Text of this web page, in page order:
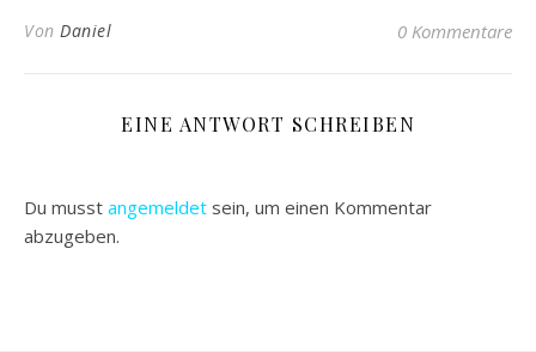
Von Daniel 0 Kommentare
EINE ANTWORT SCHREIBEN
Du musst angemeldet sein, um einen Kommentar
abzugeben.